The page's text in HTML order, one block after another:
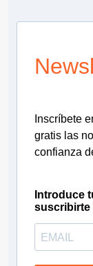
Inscríbete
gratis las
confianza
Introduce
suscribirte